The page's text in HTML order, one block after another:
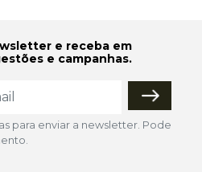
e receba em
e campanhas.
para enviar a newsletter. Pode